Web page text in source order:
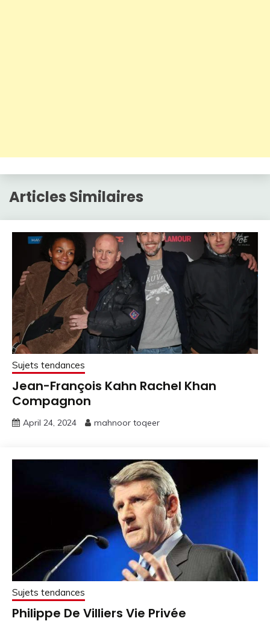
Articles Similaires
Sujets tendances
Jean-François Kahn Rachel Khan
Compagnon
April 24, 2024 mahnoor toqeer
Sujets tendances
Philippe De Villiers Vie Privée